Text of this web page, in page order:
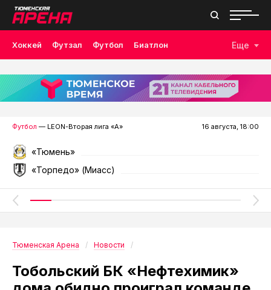
Хоккей Футзал Футбол Биатлон
Лыжные гонки Волейбол Плавание Дзюдо
Скалолазание Велоспорт Бокс
Еще
Футбол — LEON-Вторая лига «А» 16 августа, 18:00
«Тюмень»
«Торпедо» (Миасс)
Тюменская Арена Новости
Тобольский БК «Нефтехимик»